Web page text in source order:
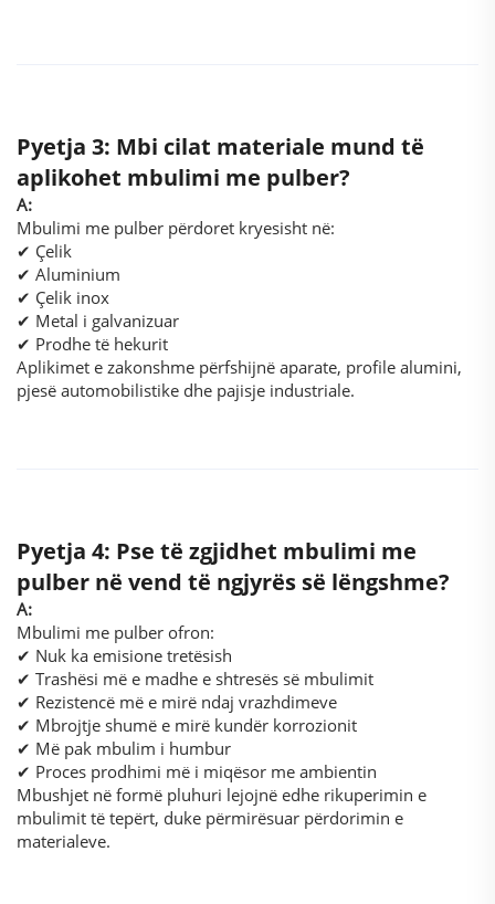
Pyetja 3: Mbi cilat materiale mund të
aplikohet mbulimi me pulber?
A:
Mbulimi me pulber përdoret kryesisht në:
✔ Çelik
✔ Aluminium
✔ Çelik inox
✔ Metal i galvanizuar
✔ Prodhe të hekurit
Aplikimet e zakonshme përfshijnë aparate, profile alumini,
pjesë automobilistike dhe pajisje industriale.
Pyetja 4: Pse të zgjidhet mbulimi me
pulber në vend të ngjyrës së lëngshme?
A:
Mbulimi me pulber ofron:
✔ Nuk ka emisione tretësish
✔ Trashësi më e madhe e shtresës së mbulimit
✔ Rezistencë më e mirë ndaj vrazhdimeve
✔ Mbrojtje shumë e mirë kundër korrozionit
✔ Më pak mbulim i humbur
✔ Proces prodhimi më i miqësor me ambientin
Mbushjet në formë pluhuri lejojnë edhe rikuperimin e
mbulimit të tepërt, duke përmirësuar përdorimin e
materialeve.